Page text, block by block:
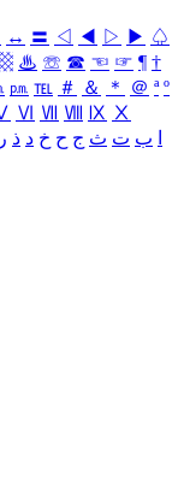
↔ 〓 ◁ ◀ ▷ ▶ ♤
♨ ☏ ☎ ☜ ☞ ¶ †
㏘ ℡ ＃ ＆ ＊ ＠ ª º
Ⅵ Ⅶ Ⅷ Ⅸ Ⅹ
ب ت ث ج ح خ د ذ ر